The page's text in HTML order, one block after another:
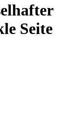
Seite